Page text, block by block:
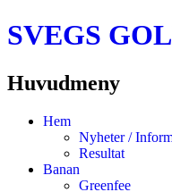
SVEGS
Huvudmeny
HoppaHem
Nyheter /
Resultat
Banan
Greenfee